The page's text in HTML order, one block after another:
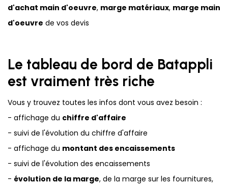
d'achat main d'oeuvre, marge matériaux, marge main
d'oeuvre de vos devis
Le tableau de bord de Batappli
est vraiment très riche
Vous y trouvez toutes les infos dont vous avez besoin :
- affichage du chiffre d'affaire
- suivi de l'évolution du chiffre d'affaire
- affichage du montant des encaissements
- suivi de l'évolution des encaissements
- évolution de la marge, de la marge sur les fournitures,